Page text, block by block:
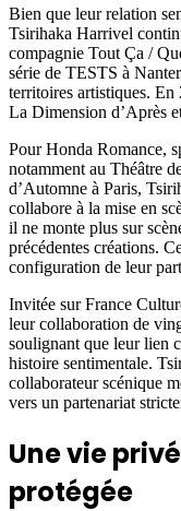
Bien que leur relation
Tsirihaka Harrivel
compagnie Tout Ça /
série de TESTS à
territoires artistiques.
La Dimension d’Après
Pour Honda Romance,
notamment au Théâtre
d’Automne à Paris,
collabore à la mise en
il ne monte plus sur
précédentes créations.
configuration de leur
Invitée sur France
leur collaboration de
soulignant que leur lien
histoire sentimentale.
collaborateur scénique
vers un partenariat
Une vie
protégée